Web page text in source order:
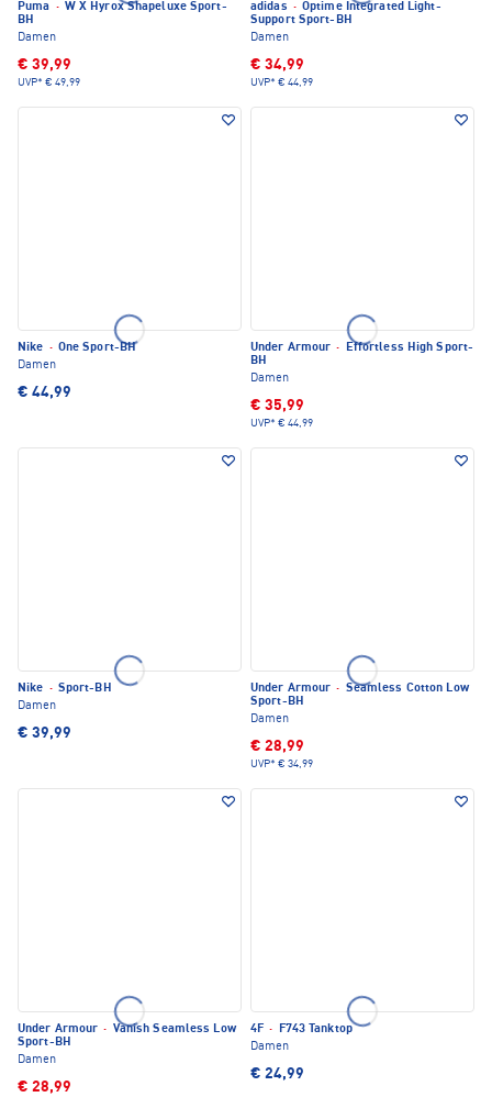
Puma · W X Hyrox Shapeluxe Sport-
BH
Damen
€ 39,99
UVP* € 49,99
adidas · Optime Integrated Light-
Support Sport-BH
Damen
€ 34,99
UVP* € 44,99
Nike · One Sport-BH
Damen
€ 44,99
Under Armour ·
Effortless High Sport-
BH
Damen
€ 35,99
UVP* € 44,99
Nike · Sport-BH
Damen
€ 39,99
Under Armour · Seamless Cotton Low
Sport-BH
Damen
€ 28,99
UVP* € 34,99
Under Armour · Vanish Seamless Low
Sport-BH
Damen
€ 28,99
4F ·
F743 Tanktop
Damen
€ 24,99